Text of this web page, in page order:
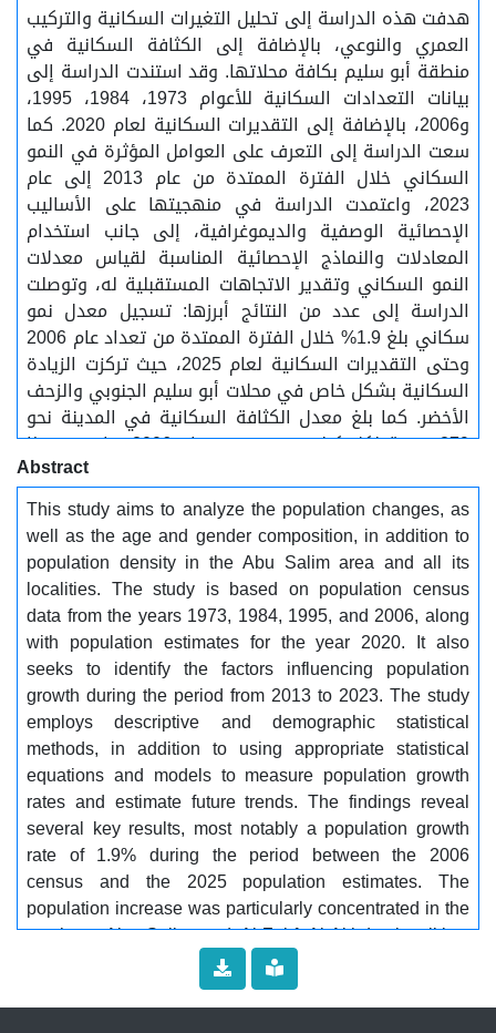
هدفت هذه الدراسة إلى تحليل التغيرات السكانية والتركيب
العمري والنوعي، بالإضافة إلى الكثافة السكانية في
منطقة أبو سليم بكافة محلاتها. وقد استندت الدراسة إلى
بيانات التعدادات السكانية للأعوام 1973، 1984، 1995،
و2006، بالإضافة إلى التقديرات السكانية لعام 2020. كما
سعت الدراسة إلى التعرف على العوامل المؤثرة في النمو
السكاني خلال الفترة الممتدة من عام 2013 إلى عام
2023، واعتمدت الدراسة في منهجيتها على الأساليب
الإحصائية الوصفية والديموغرافية، إلى جانب استخدام
المعادلات والنماذج الإحصائية المناسبة لقياس معدلات
النمو السكاني وتقدير الاتجاهات المستقبلية له، وتوصلت
الدراسة إلى عدد من النتائج أبرزها: تسجيل معدل نمو
سكاني بلغ 1.9% خلال الفترة الممتدة من تعداد عام 2006
وحتى التقديرات السكانية لعام 2025، حيث تركزت الزيادة
السكانية بشكل خاص في محلات أبو سليم الجنوبي والزحف
الأخضر. كما بلغ معدل الكثافة السكانية في المدينة نحو
279 نسمة لكل كيلومتر مربع في عام 2006، واستمر هذا
المعدل في الارتفاع ليصل إلى زيادة قدرها 83 نسمة لكل
كيلومتر مربع بحلول عام 2020............. الكلمات المفتاحية:
..............التعدادات السكانية، التغير السكاني، النمو
السكاني.
Abstract
This study aims to analyze the population changes, as
well as the age and gender composition, in addition to
population density in the Abu Salim area and all its
localities. The study is based on population census
data from the years 1973, 1984, 1995, and 2006, along
with population estimates for the year 2020. It also
seeks to identify the factors influencing population
growth during the period from 2013 to 2023. The study
employs descriptive and demographic statistical
methods, in addition to using appropriate statistical
equations and models to measure population growth
rates and estimate future trends. The findings reveal
several key results, most notably a population growth
rate of 1.9% during the period between the 2006
census and the 2025 population estimates. The
population increase was particularly concentrated in the
southern Abu Salim and Al-Zahf Al-Akhdar localities.
Moreover, the population density in the city reached
approximately 279 persons per square kilometer in
2006, continuing to rise by 83 persons per square